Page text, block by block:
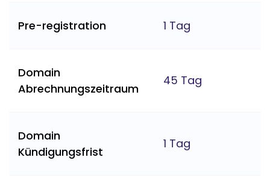
Pre-registration 1 Tag
Domain
Abrechnungszeitraum
45 Tag
Domain
Kündigungsfrist
1 Tag